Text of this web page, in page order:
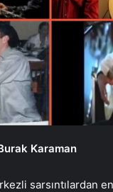
Karaman
sarsıntılardan